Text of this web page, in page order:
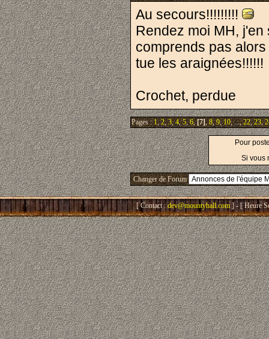
Au secours!!!!!!!!!
Rendez moi MH,
comprends pas
tue les araignées!!!!!!
Crochet, perdue
Pages :1,2,3,4,5,6,[7],8,9,10, ...,22,23,
Pour
Si vous
Changer de Forum
[ Contact : dev@mountyhall.com ] - [ Heure